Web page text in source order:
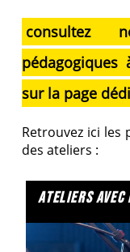
consultez
sur la page
Retrouvez ici les
des ateliers :
ateliers